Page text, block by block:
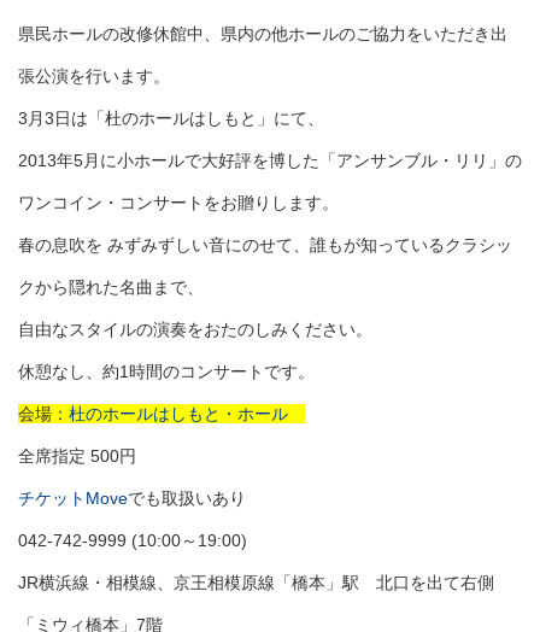
県民ホールの改修休館中、県内の他ホールのご協力をいただき出
張公演を行います。
3月3日は「杜のホールはしもと」にて、
2013年5月に小ホールで大好評を博した「アンサンブル・リリ」の
ワンコイン・コンサートをお贈りします。
春の息吹を みずみずしい音にのせて、誰もが知っているクラシッ
クから隠れた名曲まで、
自由なスタイルの演奏をおたのしみください。
休憩なし、約1時間のコンサートです。
会場： 杜のホールはしもと・ホール
全席指定 500円
チケットMoveでも取扱いあり
042-742-9999 (10:00～19:00)
JR横浜線・相模線、京王相模原線「橋本」駅 北口を出て右側
「ミウィ橋本」7階